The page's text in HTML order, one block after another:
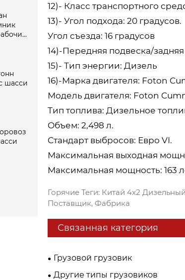
шасси
12)- Класс транспортного
13)- Угол подхода: 20 градусов.
Угол съезда: 16 градусов
14)-Передняя подвеска/задняя
15)- Тип энергии: Дизель
16)-Марка двигателя: Foton
Модель двигателя: Foton
Тип топлива: Дизельное
Объем: 2,498 л.
Стандарт выбросов: Евро VI.
Максимальная выходная
Максимальная мощность: 163
Горячие Теги: Китай 4x2
Поставщик, Фабрика
Связанная категория
Грузовой грузовик
Другие типы грузовиков